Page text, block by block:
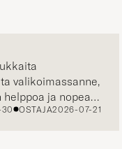
ja nopeaa,
saa
2026-07-21